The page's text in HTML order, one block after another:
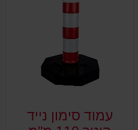
עמוד סימון נייד